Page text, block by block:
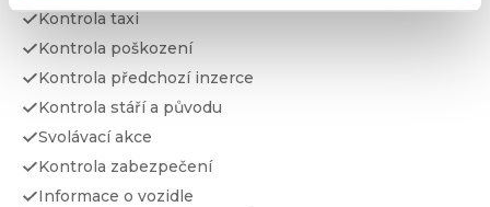
Kontrola taxi
Kontrola poškození
Kontrola předchozí inzerce
Kontrola stáří a původu
Svolávací akce
Kontrola zabezpečení
Informace o vozidle